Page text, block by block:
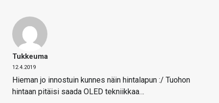
Tukkeuma
12.4.2019
Hieman jo innostuin kunnes näin hintalapun :/ Tuohon
hintaan pitäisi saada OLED tekniikkaa…